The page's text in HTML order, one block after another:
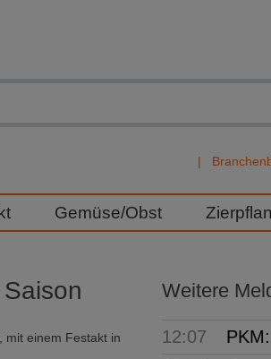
Gemüse/Obst
mit einem Festakt in
Weitere
12:07